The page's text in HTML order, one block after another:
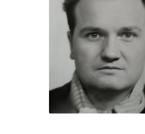
ONACVG du Puy-